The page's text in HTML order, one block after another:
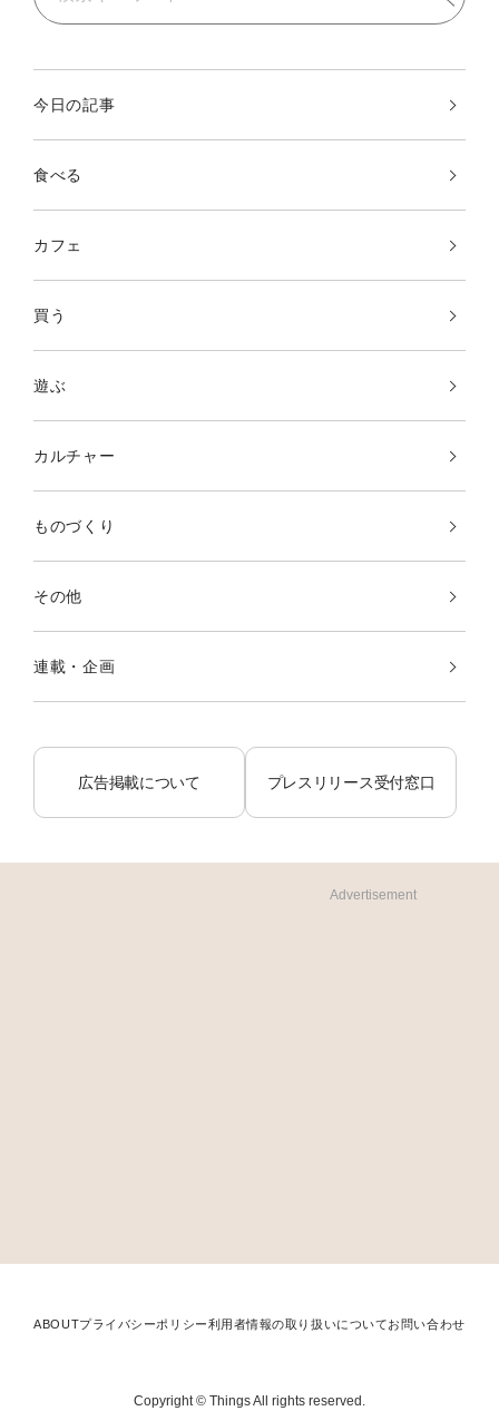
今日の記事
食べる
カフェ
買う
遊ぶ
カルチャー
ものづくり
その他
連載・企画
広告掲載について プレスリリース受付窓口
Advertisement
ABOUTプライバシーポリシー利用者情報の取り扱いについてお問い合わせ
Copyright © Things All rights reserved.